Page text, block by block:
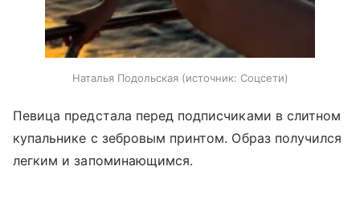
Наталья Подольская источник: Соцсети
Певица предстала перед подписчиками в слитном
купальнике с зебровым принтом. Образ получился
легким и запоминающимся.